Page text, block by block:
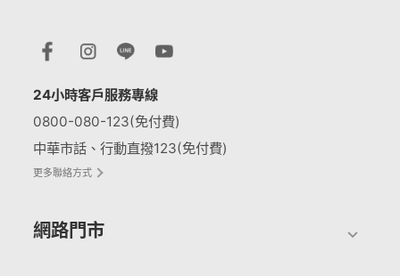
24小時客戶服務專線
0800-080-123(免付費)
中華市話、行動直撥123(免付費)
更多聯絡方式
網路門市